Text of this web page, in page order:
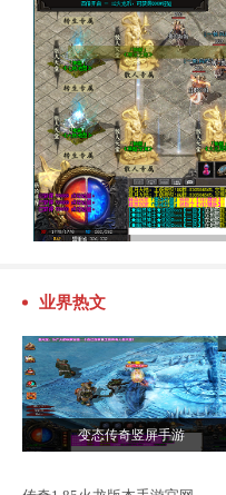
业界热文
变态传奇竖屏手游